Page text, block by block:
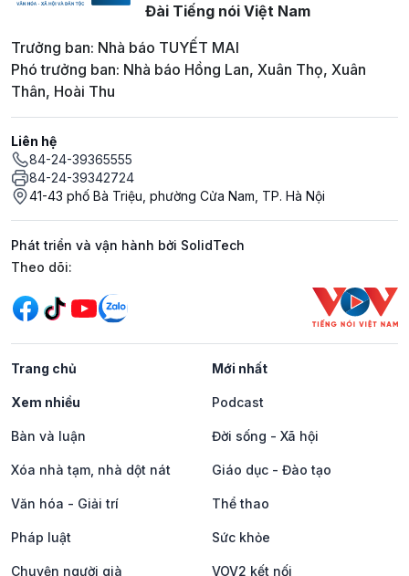
Đài Tiếng nói Việt Nam
Trưởng ban: Nhà báo TUYẾT MAI
Phó trưởng ban: Nhà báo Hồng Lan, Xuân Thọ, Xuân
Thân, Hoài Thu
Liên hệ
84-24-39365555
84-24-39342724
41-43 phố Bà Triệu, phường Cửa Nam, TP. Hà Nội
Phát triển và vận hành bởi SolidTech
Mạng xã hội
Theo dõi:
Trang chủ Mới nhất
Xem nhiều Podcast
Bàn và luận Đời sống - Xã hội
Xóa nhà tạm, nhà dột nát Giáo dục - Đào tạo
Văn hóa - Giải trí Thể thao
Pháp luật Sức khỏe
Chuyện người già VOV2 kết nối